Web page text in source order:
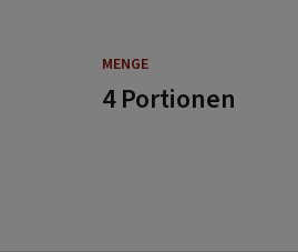
MENGE
4 Portionen